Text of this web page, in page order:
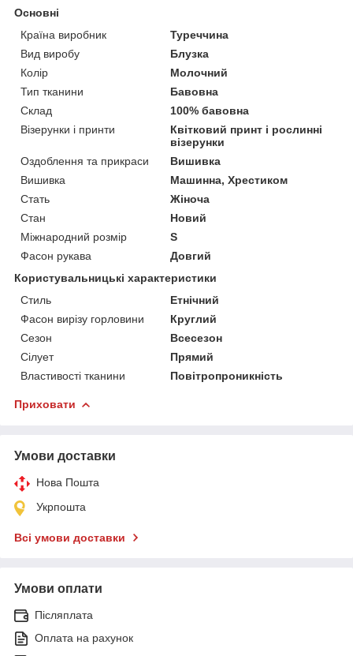
Основні
Країна виробник
Туреччина
Вид виробу
Блузка
Колір
Молочний
Тип тканини
Бавовна
Склад
100% бавовна
Візерунки і принти
Квітковий принт і рослинні
візерунки
Оздоблення та прикраси
Вишивка
Вишивка
Машинна, Хрестиком
Стать
Жіноча
Стан
Новий
Міжнародний розмір
S
Фасон рукава
Довгий
Користувальницькі характеристики
Стиль
Етнічний
Фасон вирізу горловини
Круглий
Сезон
Всесезон
Сілует
Прямий
Властивості тканини
Повітропроникність
Приховати
Умови доставки
Нова Пошта
Укрпошта
Всі умови доставки
Умови оплати
Післяплата
Оплата на рахунок